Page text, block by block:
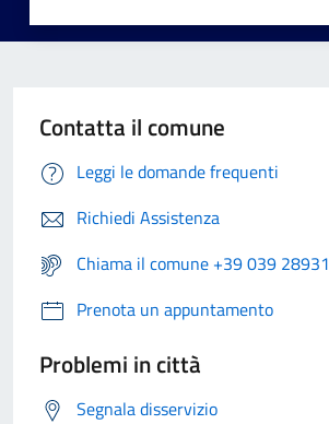
Contatta il comune
Leggi le domande frequenti
Richiedi Assistenza
Chiama il comune +39 039 28931
Prenota un appuntamento
Problemi in città
Segnala disservizio